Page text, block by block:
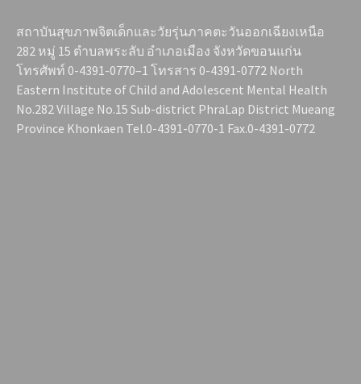
สถาบันสุขภาพจิตเด็กและวัยรุ่นภาคตะวันออกเฉียงเหนือ
282 หมู่ 15 ตำบลพระลับ อำเภอเมือง จังหวัดขอนแก่น
โทรศัพท์ 0-4391-0770–1 โทรสาร 0-4391-0772 North
Eastern Institute of Child and Adolescent Mental Health
No.282 Village No.15 Sub-district PhraLap District Mueang
Province Khonkaen Tel.0-4391-0770-1 Fax.0-4391-0772